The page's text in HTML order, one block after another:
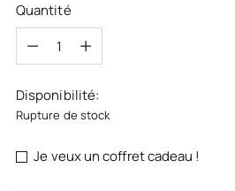
Quantité
Quantité
Disponibilité:
Rupture de stock
Je veux un coffret cadeau !